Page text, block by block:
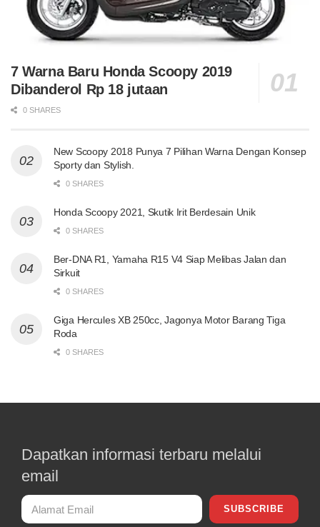
7 Warna Baru Honda Scoopy 2019
Dibanderol Rp 18 jutaan
0 SHARES
New Scoopy 2018 Punya 7 Pilihan Warna Dengan Konsep
Sporty dan Stylish.
0 SHARES
Honda Scoopy 2021, Skutik Irit Berdesain Unik
0 SHARES
Ber-DNA R1, Yamaha R15 V4 Siap Melibas Jalan dan
Sirkuit
0 SHARES
Giga Hercules XB 250cc, Jagonya Motor Barang Tiga
Roda
0 SHARES
Dapatkan informasi terbaru melalui
email